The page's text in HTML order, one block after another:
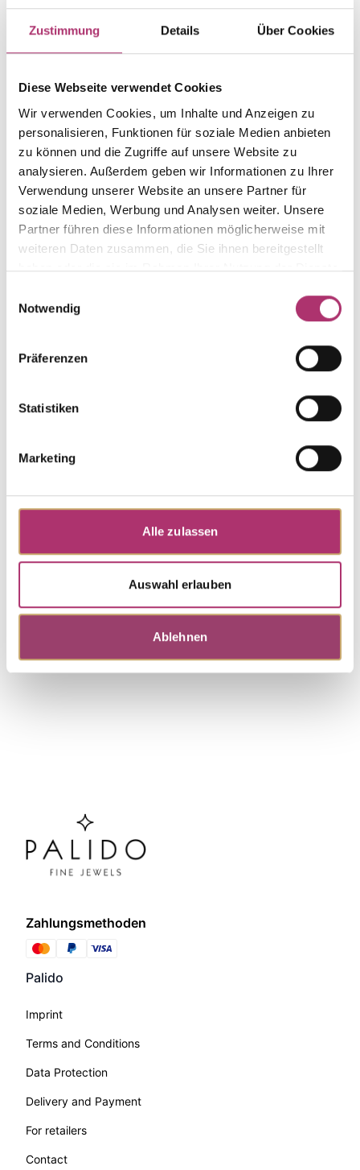
Zustimmung Details Über Cookies
Diese Webseite verwendet Cookies
Wir verwenden Cookies, um Inhalte und Anzeigen zu
personalisieren, Funktionen für soziale Medien anbieten
zu können und die Zugriffe auf unsere Website zu
analysieren. Außerdem geben wir Informationen zu Ihrer
Verwendung unserer Website an unsere Partner für
soziale Medien, Werbung und Analysen weiter. Unsere
Partner führen diese Informationen möglicherweise mit
weiteren Daten zusammen, die Sie ihnen bereitgestellt
haben oder die sie im Rahmen Ihrer Nutzung der Dienste
Notwendig
Präferenzen
Statistiken
Marketing
Alle zulassen
Auswahl erlauben
Ablehnen
Gem
quartz rose
Size
The matching pieces
from this collection.
Out of stock
Pendant · S4843
My Diary · Pendant · 18K White Gold · Treated
My Diary · Pendant · 18K Yellow Gold · Green
My Diary · Earrings · 18K Yellow Gold · Green
My Diary · Pendant · 18K white gold · grey
Discover more pieces.
Zahlungsmethoden
Palido
Imprint
Terms and Conditions
Data Protection
Delivery and Payment
For retailers
Contact